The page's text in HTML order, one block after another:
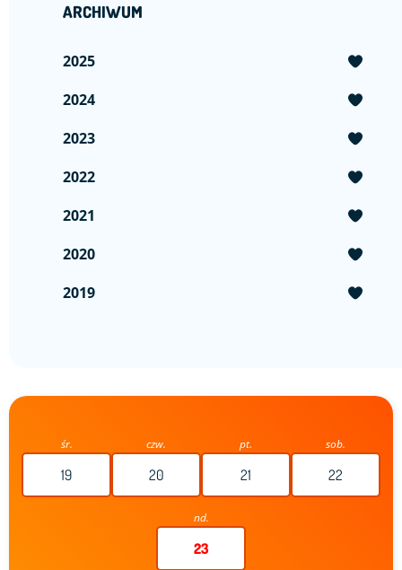
ARCHIWUM
2025
2024
2023
2022
2021
2020
2019
śr.
19
czw.
20
pt.
21
sob.
22
nd.
23